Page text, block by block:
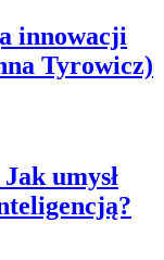
innowacji
Tyrowicz)
umysł